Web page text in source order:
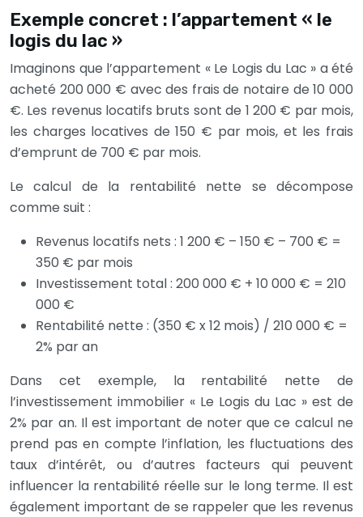
Exemple concret : l’appartement « le
logis du lac »
Imaginons que l’appartement « Le Logis du Lac » a été
acheté 200 000 € avec des frais de notaire de 10 000
€. Les revenus locatifs bruts sont de 1 200 € par mois,
les charges locatives de 150 € par mois, et les frais
d’emprunt de 700 € par mois.
Le calcul de la rentabilité nette se décompose
comme suit :
Revenus locatifs nets : 1 200 € – 150 € – 700 € =
350 € par mois
Investissement total : 200 000 € + 10 000 € = 210
000 €
Rentabilité nette : (350 € x 12 mois) / 210 000 € =
2% par an
Dans cet exemple, la rentabilité nette de
l’investissement immobilier « Le Logis du Lac » est de
2% par an. Il est important de noter que ce calcul ne
prend pas en compte l’inflation, les fluctuations des
taux d’intérêt, ou d’autres facteurs qui peuvent
influencer la rentabilité réelle sur le long terme. Il est
également important de se rappeler que les revenus